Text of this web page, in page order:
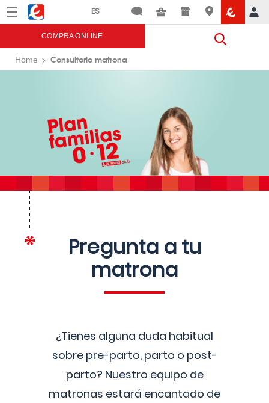
Menú Eroski
COMPRA ONLINE
Home Consultorio matrona
Pregunta a tu
matrona
¿Tienes alguna duda habitual
sobre pre-parto, parto o post-
parto? Nuestro equipo de
matronas estará encantado de